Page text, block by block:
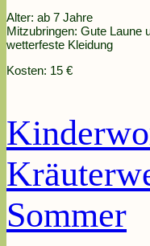
Alter: ab 7 Jahre
Mitzubringen: Gute Laune
wetterfeste Kleidung
Kosten: 15 €
Sommer